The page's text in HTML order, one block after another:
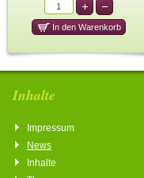
Inhalte
Impressum
News
Inhalte